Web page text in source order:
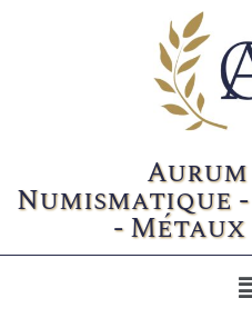
Aurum
Numismatique
-